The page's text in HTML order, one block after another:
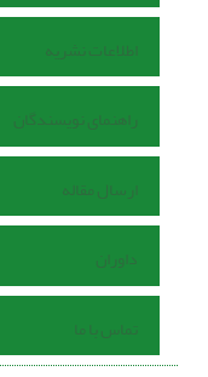
اطلاعات نشریه
راهنمای نویسندگان
ارسال مقاله
داوران
تماس با ما